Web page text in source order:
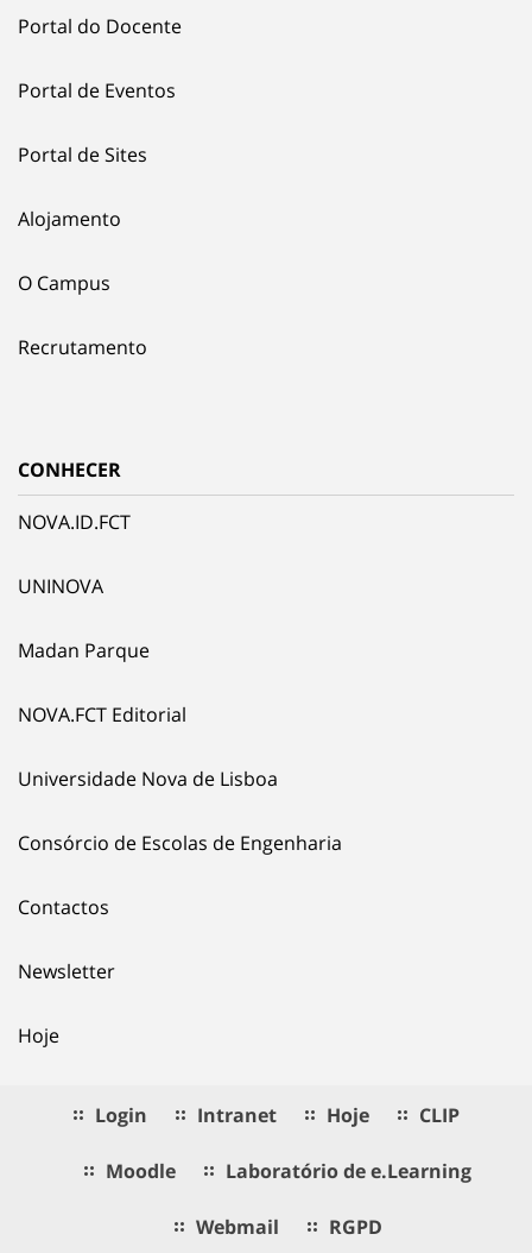
Portal do Docente
Portal de Eventos
Portal de Sites
Alojamento
O Campus
Recrutamento
CONHECER
NOVA.ID.FCT
UNINOVA
Madan Parque
NOVA.FCT Editorial
Universidade Nova de Lisboa
Consórcio de Escolas de Engenharia
Contactos
Newsletter
Hoje
Login Intranet Hoje CLIP
Moodle Laboratório de e.Learning
Webmail RGPD